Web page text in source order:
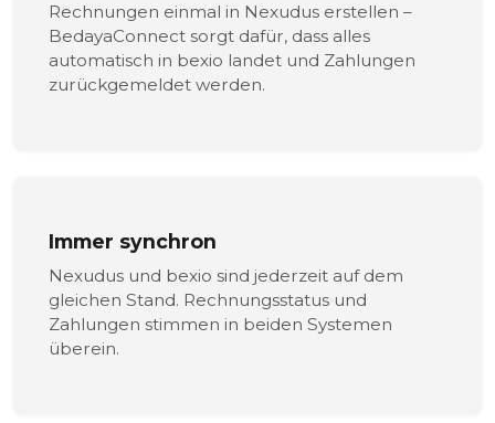
Rechnungen einmal in Nexudus erstellen –
BedayaConnect sorgt dafür, dass alles
automatisch in bexio landet und Zahlungen
zurückgemeldet werden.
Immer synchron
Nexudus und bexio sind jederzeit auf dem
gleichen Stand. Rechnungsstatus und
Zahlungen stimmen in beiden Systemen
überein.